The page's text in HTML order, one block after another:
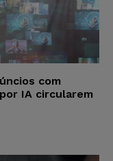
com
IA circularem